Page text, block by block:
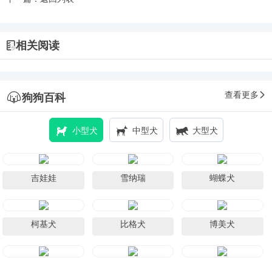
相关阅读
狗狗百科 查看更多
小型犬 中型犬 大型犬
吉娃娃 雪纳瑞 蝴蝶犬
柯基犬 比格犬 博美犬